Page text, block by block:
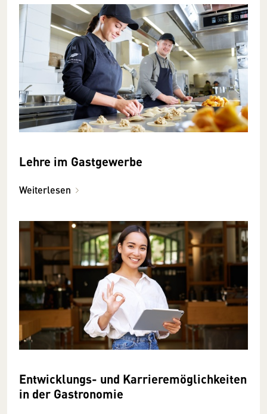
Lehre im Gastgewerbe
Weiterlesen
Entwicklungs- und Karrieremöglichkeiten
in der Gastronomie